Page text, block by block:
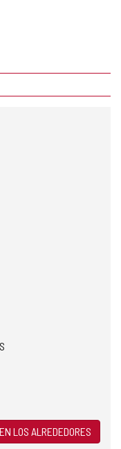
LOS ALREDEDORES